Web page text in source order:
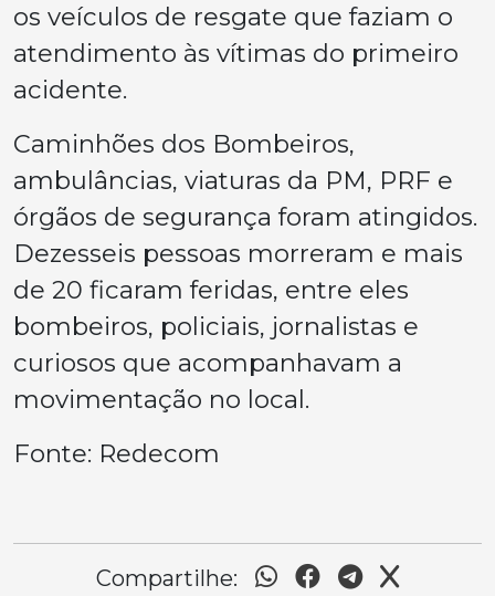
os veículos de resgate que faziam o
atendimento às vítimas do primeiro
acidente.
Caminhões dos Bombeiros,
ambulâncias, viaturas da PM, PRF e
órgãos de segurança foram atingidos.
Dezesseis pessoas morreram e mais
de 20 ficaram feridas, entre eles
bombeiros, policiais, jornalistas e
curiosos que acompanhavam a
movimentação no local.
Fonte: Redecom
Compartilhe: